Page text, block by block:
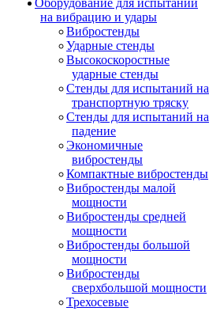
Оборудование для испытаний
на вибрацию и удары
Вибростенды
Ударные стенды
Высокоскоростные
ударные стенды
Стенды для испытаний на
транспортную тряску
Стенды для испытаний на
падение
Экономичные
вибростенды
Компактные вибростенды
Вибростенды малой
мощности
Вибростенды средней
мощности
Вибростенды большой
мощности
Вибростенды
сверхбольшой мощности
Трехосевые